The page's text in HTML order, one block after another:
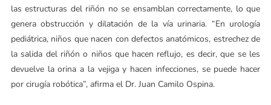
las estructuras del riñón no se ensamblan correctamente, lo que
genera obstrucción y dilatación de la vía urinaria. “En urología
pediátrica, niños que nacen con defectos anatómicos, estrechez de
la salida del riñón o niños que hacen reflujo, es decir, que se les
devuelve la orina a la vejiga y hacen infecciones, se puede hacer
por cirugía robótica”, afirma el Dr. Juan Camilo Ospina.